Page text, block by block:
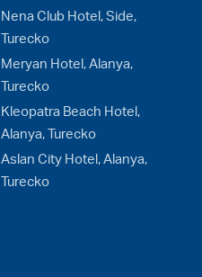
Nena Club Hotel, Side,
Turecko
Meryan Hotel, Alanya,
Turecko
Kleopatra Beach Hotel,
Alanya, Turecko
Aslan City Hotel, Alanya,
Turecko